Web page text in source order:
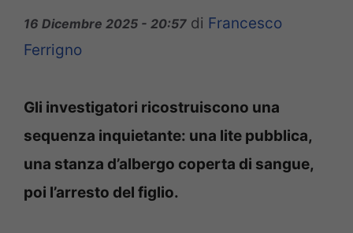
16 Dicembre 2025 - 20:57 di Francesco
Ferrigno
Gli investigatori ricostruiscono una
sequenza inquietante: una lite pubblica,
una stanza d’albergo coperta di sangue,
poi l’arresto del figlio.